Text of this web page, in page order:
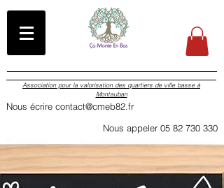
Association pour la valorisation des quartiers de ville basse à
Montauban
Nous écrire contact@cmeb82.fr
Nous appeler 05 82 730 330